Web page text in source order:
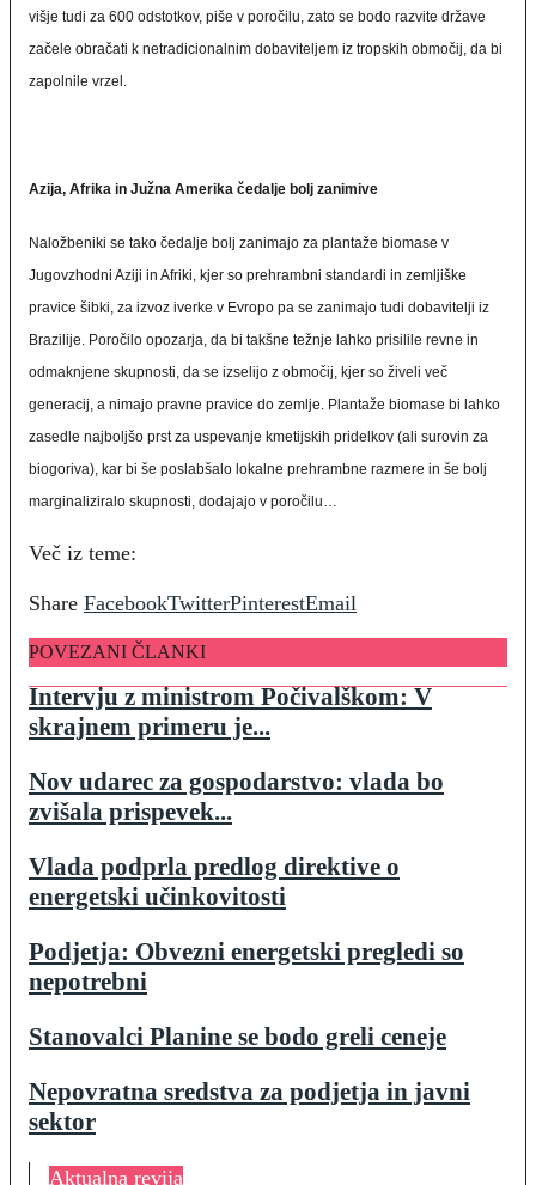
višje tudi za 600 odstotkov, piše v poročilu, zato se bodo razvite države
začele obračati k netradicionalnim dobaviteljem iz tropskih območij, da bi
zapolnile vrzel.
Azija, Afrika in Južna Amerika čedalje bolj zanimive
Naložbeniki se tako čedalje bolj zanimajo za plantaže biomase v
Jugovzhodni Aziji in Afriki, kjer so prehrambni standardi in zemljiške
pravice šibki, za izvoz iverke v Evropo pa se zanimajo tudi dobavitelji iz
Brazilije. Poročilo opozarja, da bi takšne težnje lahko prisilile revne in
odmaknjene skupnosti, da se izselijo z območij, kjer so živeli več
generacij, a nimajo pravne pravice do zemlje. Plantaže biomase bi lahko
zasedle najboljšo prst za uspevanje kmetijskih pridelkov (ali surovin za
biogoriva), kar bi še poslabšalo lokalne prehrambne razmere in še bolj
marginaliziralo skupnosti, dodajajo v poročilu…
Več iz teme:
Share FacebookTwitterPinterestEmail
POVEZANI ČLANKI
Intervju z ministrom Počivalškom: V
skrajnem primeru je...
Nov udarec za gospodarstvo: vlada bo
zvišala prispevek...
Vlada podprla predlog direktive o
energetski učinkovitosti
Podjetja: Obvezni energetski pregledi so
nepotrebni
Stanovalci Planine se bodo greli ceneje
Nepovratna sredstva za podjetja in javni
sektor
Aktualna revija